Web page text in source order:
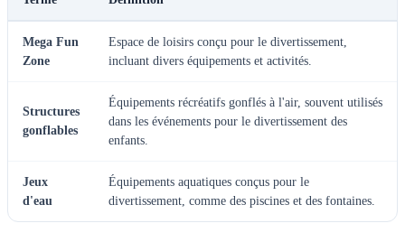
Mega Fun
Zone
Espace de loisirs conçu pour le divertissement,
incluant divers équipements et activités.
Structures
gonflables
Équipements récréatifs gonflés à l'air, souvent utilisés
dans les événements pour le divertissement des
enfants.
Jeux
d'eau
Équipements aquatiques conçus pour le
divertissement, comme des piscines et des fontaines.